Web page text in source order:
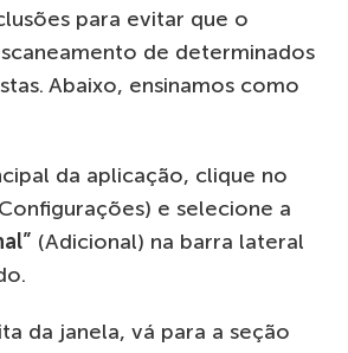
para evitar que o
de determinados
Abaixo, ensinamos como
da aplicação, clique no
e selecione a
(Adicional) na barra lateral
da janela, vá para a seção